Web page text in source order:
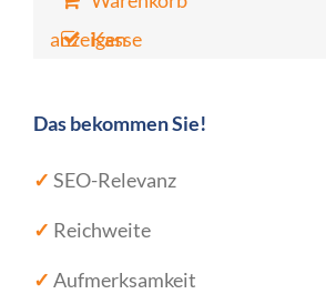
anzeigen
Kasse
Das bekommen Sie!
✓ SEO-Relevanz
✓ Reichweite
✓ Aufmerksamkeit